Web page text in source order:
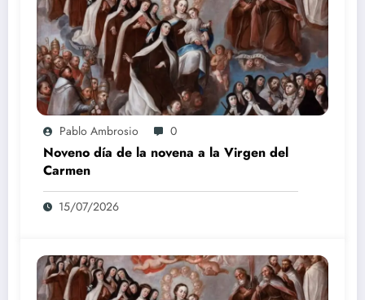
Pablo Ambrosio 0
Noveno día de la novena a la Virgen del
Carmen
15/07/2026